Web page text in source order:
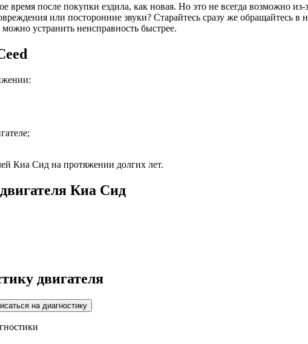
после покупки ездила, как новая. Но это не всегда возможно
или посторонние звуки? Старайтесь сразу же обращайтесь в
устранить неисправность быстрее.
Киа Сид на протяжении долгих лет.
Киа Сид
двигателя